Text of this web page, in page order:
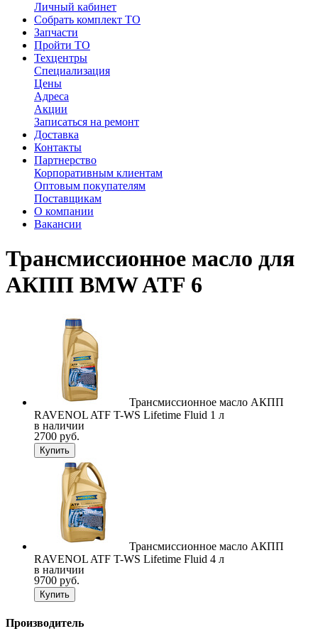
Личный кабинет
Собрать комплект ТО
Запчасти
Пройти ТО
Техцентры
Специализация
Цены
Адреса
Акции
Записаться на ремонт
Доставка
Контакты
Партнерство
Корпоративным клиентам
Оптовым покупателям
Поставщикам
О компании
Вакансии
Трансмиссионное масло для
АКПП BMW ATF 6
Трансмиссионное масло АКПП
RAVENOL ATF T-WS Lifetime Fluid 1 л
в наличии
2700 руб.
Купить
Трансмиссионное масло АКПП
RAVENOL ATF T-WS Lifetime Fluid 4 л
в наличии
9700 руб.
Купить
Производитель